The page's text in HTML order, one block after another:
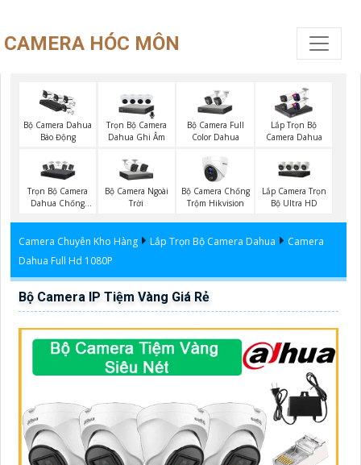
CAMERA HÓC MÔN
Bộ Camera Dahua
Báo Động
Trọn Bộ Camera
Dahua Ghi Âm
Bộ Camera Full
Color Dahua
Lắp Trọn Bộ
Camera Dahua
Trọn Bộ Camera
Dahua Chống
Bộ Camera Ngoài
Trời
Bộ Camera Chống
Trộm Hikvision
Lắp Camera Trọn
Bộ Ultra HD
Camera Chuyên Kho Hàng Lắp Trọn Bộ Camera Dahua
Camera
Dahua Full Hd 1080P
Bộ Camera IP Tiệm Vàng Giá Rẻ